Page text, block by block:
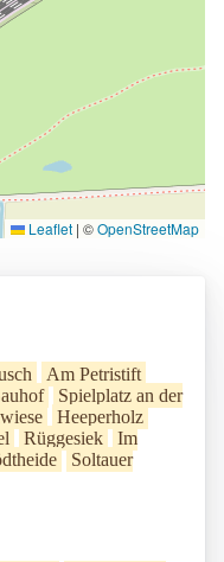
Leaflet | ©OpenStreetMap
Am Petristift
Spielplatz an der
Heeperholz
Rüggesiek
Im
Soltauer